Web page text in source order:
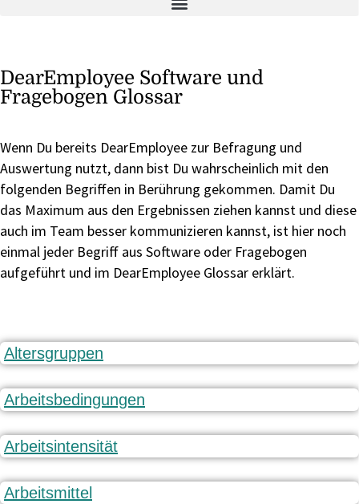
DearEmployee Software und
Fragebogen Glossar
Wenn Du bereits DearEmployee zur Befragung und
Auswertung nutzt, dann bist Du wahrscheinlich mit den
folgenden Begriffen in Berührung gekommen. Damit Du
das Maximum aus den Ergebnissen ziehen kannst und diese
auch im Team besser kommunizieren kannst, ist hier noch
einmal jeder Begriff aus Software oder Fragebogen
aufgeführt und im DearEmployee Glossar erklärt.
Altersgruppen
Arbeitsbedingungen
Arbeitsintensität
Arbeitsmittel